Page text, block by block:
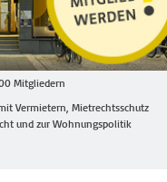
Mitgliedern
Vermietern, Mietrechtsschutz
und zur Wohnungspolitik